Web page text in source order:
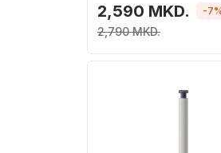
120W, USB Type A, i
2,590 MKD.
2,790 MKD.
-